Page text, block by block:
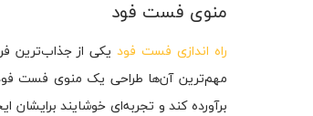
منوی فست فود
راه اندازی فست فودیکی از جذاب‌ترین
مهم‌ترین آن‌ها طراحی یک منوی فست
برآورده کند و تجربه‌ای خوشایند